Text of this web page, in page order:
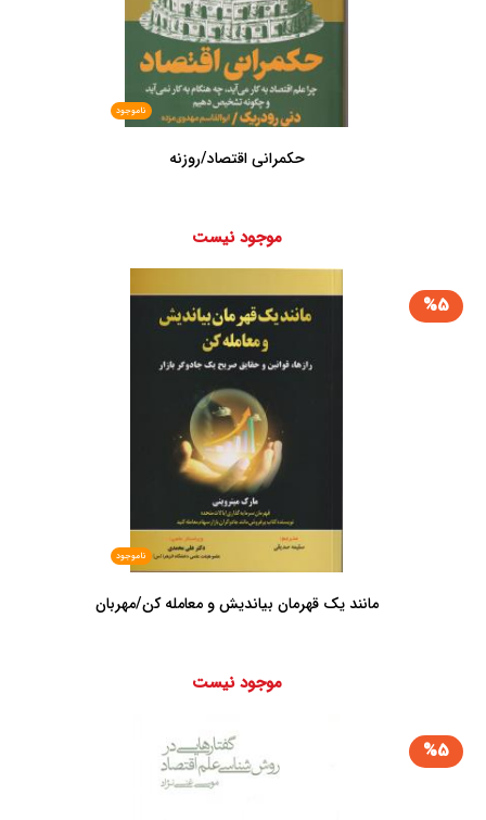
ناموجود
حکمرانی اقتصاد/روزنه
موجود نیست
%5
ناموجود
مانند یک قهرمان بیاندیش و معامله کن/مهربان
موجود نیست
%5